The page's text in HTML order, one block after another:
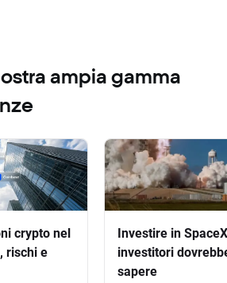
ampia gamma
crypto nel
rischi e
Investire in
investitori
sapere